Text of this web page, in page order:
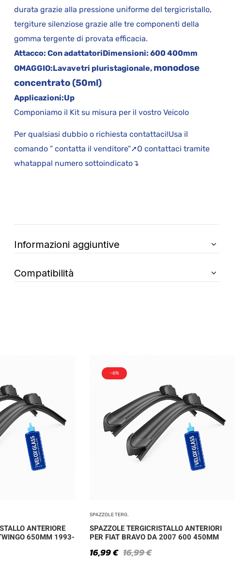
durata grazie alla pressione uniforme del tergicristallo,
tergiture silenziose grazie alle tre componenti della
gomma tergente di provata efficacia.
Attacco:Con adattatoriDimensioni:600 400mm
OMAGGIO:Lavavetri pluristagionale, monodose
concentrato (50ml)
Applicazioni:Up
Componiamo il Kit su misura per il vostro Veicolo
Per qualsiasi dubbio o richiesta contattaci!Usa il
comando ” contatta il venditore”➚O contattaci tramite
whatappal numero sottoindicato↴
Informazioni aggiuntive
Compatibilità
ANTERIORE
650MM 1993-
-6%
SPAZZOLE TERG.
SPAZZOLE TERGICRISTALLO ANTERIORI
PER FIAT BRAVO DA 2007 600 450MM
16,99€
16,99€